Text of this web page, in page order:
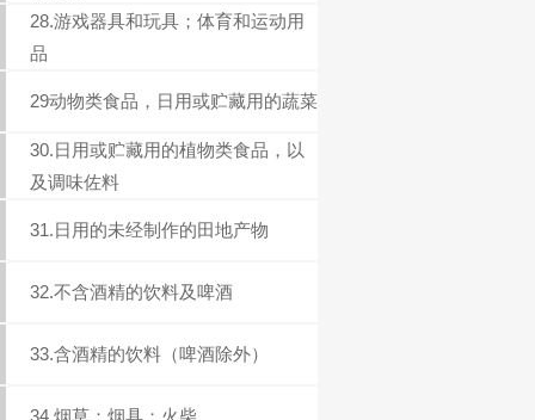
28.游戏器具和玩具；体育和运动用
品
29动物类食品，日用或贮藏用的蔬菜
30.日用或贮藏用的植物类食品，以
及调味佐料
31.日用的未经制作的田地产物
32.不含酒精的饮料及啤酒
33.含酒精的饮料（啤酒除外）
34.烟草；烟具；火柴